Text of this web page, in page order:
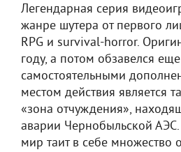
Легендарная серия
жанре шутера от первого
RPG и survival-horror.
году, а потом обзавелся
самостоятельными
местом действия является
«зона отчуждения»,
аварии Чернобыльской
мир таит в себе множество